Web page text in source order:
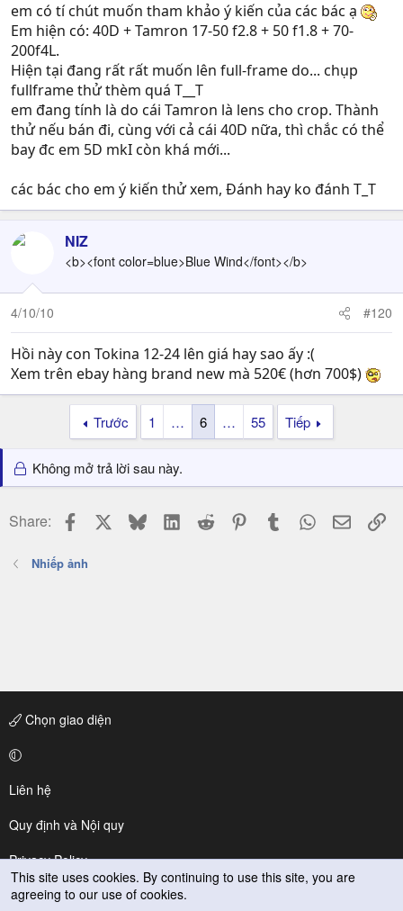
em có tí chút muốn tham khảo ý kiến của các bác ạ
Em hiện có: 40D + Tamron 17-50 f2.8 + 50 f1.8 + 70-
200f4L.
Hiện tại đang rất rất muốn lên full-frame do... chụp
fullframe thử thèm quá T__T
em đang tính là do cái Tamron là lens cho crop. Thành
thử nếu bán đi, cùng với cả cái 40D nữa, thì chắc có thể
bay đc em 5D mkI còn khá mới...
các bác cho em ý kiến thử xem, Đánh hay ko đánh T_T
NIZ
<b><font color=blue>Blue Wind</font></b>
4/10/10 #120
Hồi này con Tokina 12-24 lên giá hay sao ấy :(
Xem trên ebay hàng brand new mà 520€ (hơn 700$)
Trước 1 … 6 … 55 Tiếp
Không mở trả lời sau này.
Share: Facebook BlueskyLinkedIn
Reddit PinterestTumblr WhatsApp
Email
Nhiếp ảnh
Chọn giao diện
Liên hệ
Quy định và Nội quy
Privacy Policy
Trợ giúp
This site uses cookies. By continuing to use this site, you are
agreeing to our use of cookies.